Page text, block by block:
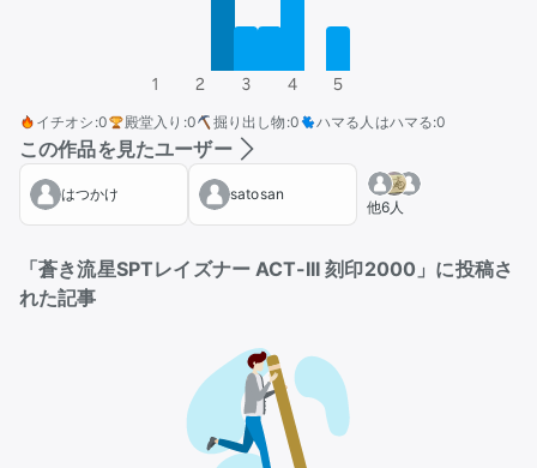
1 2 3 4 5
イチオシ :0 殿堂入り :0 掘り出し物 :0 ハマる人はハマる:0
この作品を見たユーザー
はつかけ satosan
他6人
「蒼き流星SPTレイズナー ACT-III 刻印2000」に投稿さ
れた記事